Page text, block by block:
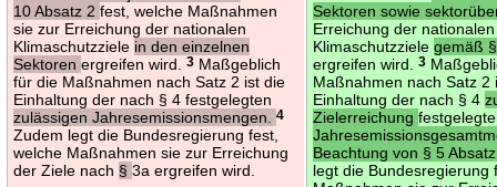
10 Absatz 2fest, welche Maßnahmen
sie zur Erreichung der nationalen
Klimaschutzziele in den einzelnen
Sektorenergreifen wird.3 Maßgeblich
für die Maßnahmen nach Satz 2 ist die
Einhaltung der nach § 4 festgelegten
zulässigen Jahresemissionsmengen.4
Zudem legt die Bundesregierung fest,
welche Maßnahmen sie zur Erreichung
der Ziele nach §3a ergreifen wird.
Sektoren sowie
Erreichung der nationalen
Klimaschutzzielegemäß
ergreifen wird.3
Maßnahmen nach Satz 2
Einhaltung der nach § 4
Zielerreichung
Beachtung von § 5
legt die Bundesregierung